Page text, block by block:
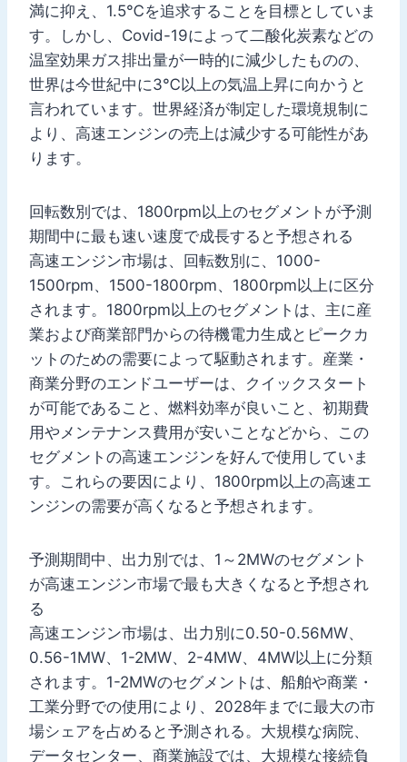
満に抑え、1.5℃を追求することを目標としていま
す。しかし、Covid-19によって二酸化炭素などの
温室効果ガス排出量が一時的に減少したものの、
世界は今世紀中に3℃以上の気温上昇に向かうと
言われています。世界経済が制定した環境規制に
より、高速エンジンの売上は減少する可能性があ
ります。
回転数別では、1800rpm以上のセグメントが予測
期間中に最も速い速度で成長すると予想される
高速エンジン市場は、回転数別に、1000-
1500rpm、1500-1800rpm、1800rpm以上に区分
されます。1800rpm以上のセグメントは、主に産
業および商業部門からの待機電力生成とピークカ
ットのための需要によって駆動されます。産業・
商業分野のエンドユーザーは、クイックスタート
が可能であること、燃料効率が良いこと、初期費
用やメンテナンス費用が安いことなどから、この
セグメントの高速エンジンを好んで使用していま
す。これらの要因により、1800rpm以上の高速エ
ンジンの需要が高くなると予想されます。
予測期間中、出力別では、1～2MWのセグメント
が高速エンジン市場で最も大きくなると予想され
る
高速エンジン市場は、出力別に0.50-0.56MW、
0.56-1MW、1-2MW、2-4MW、4MW以上に分類
されます。1-2MWのセグメントは、船舶や商業・
工業分野での使用により、2028年までに最大の市
場シェアを占めると予測される。大規模な病院、
データセンター、商業施設では、大規模な接続負